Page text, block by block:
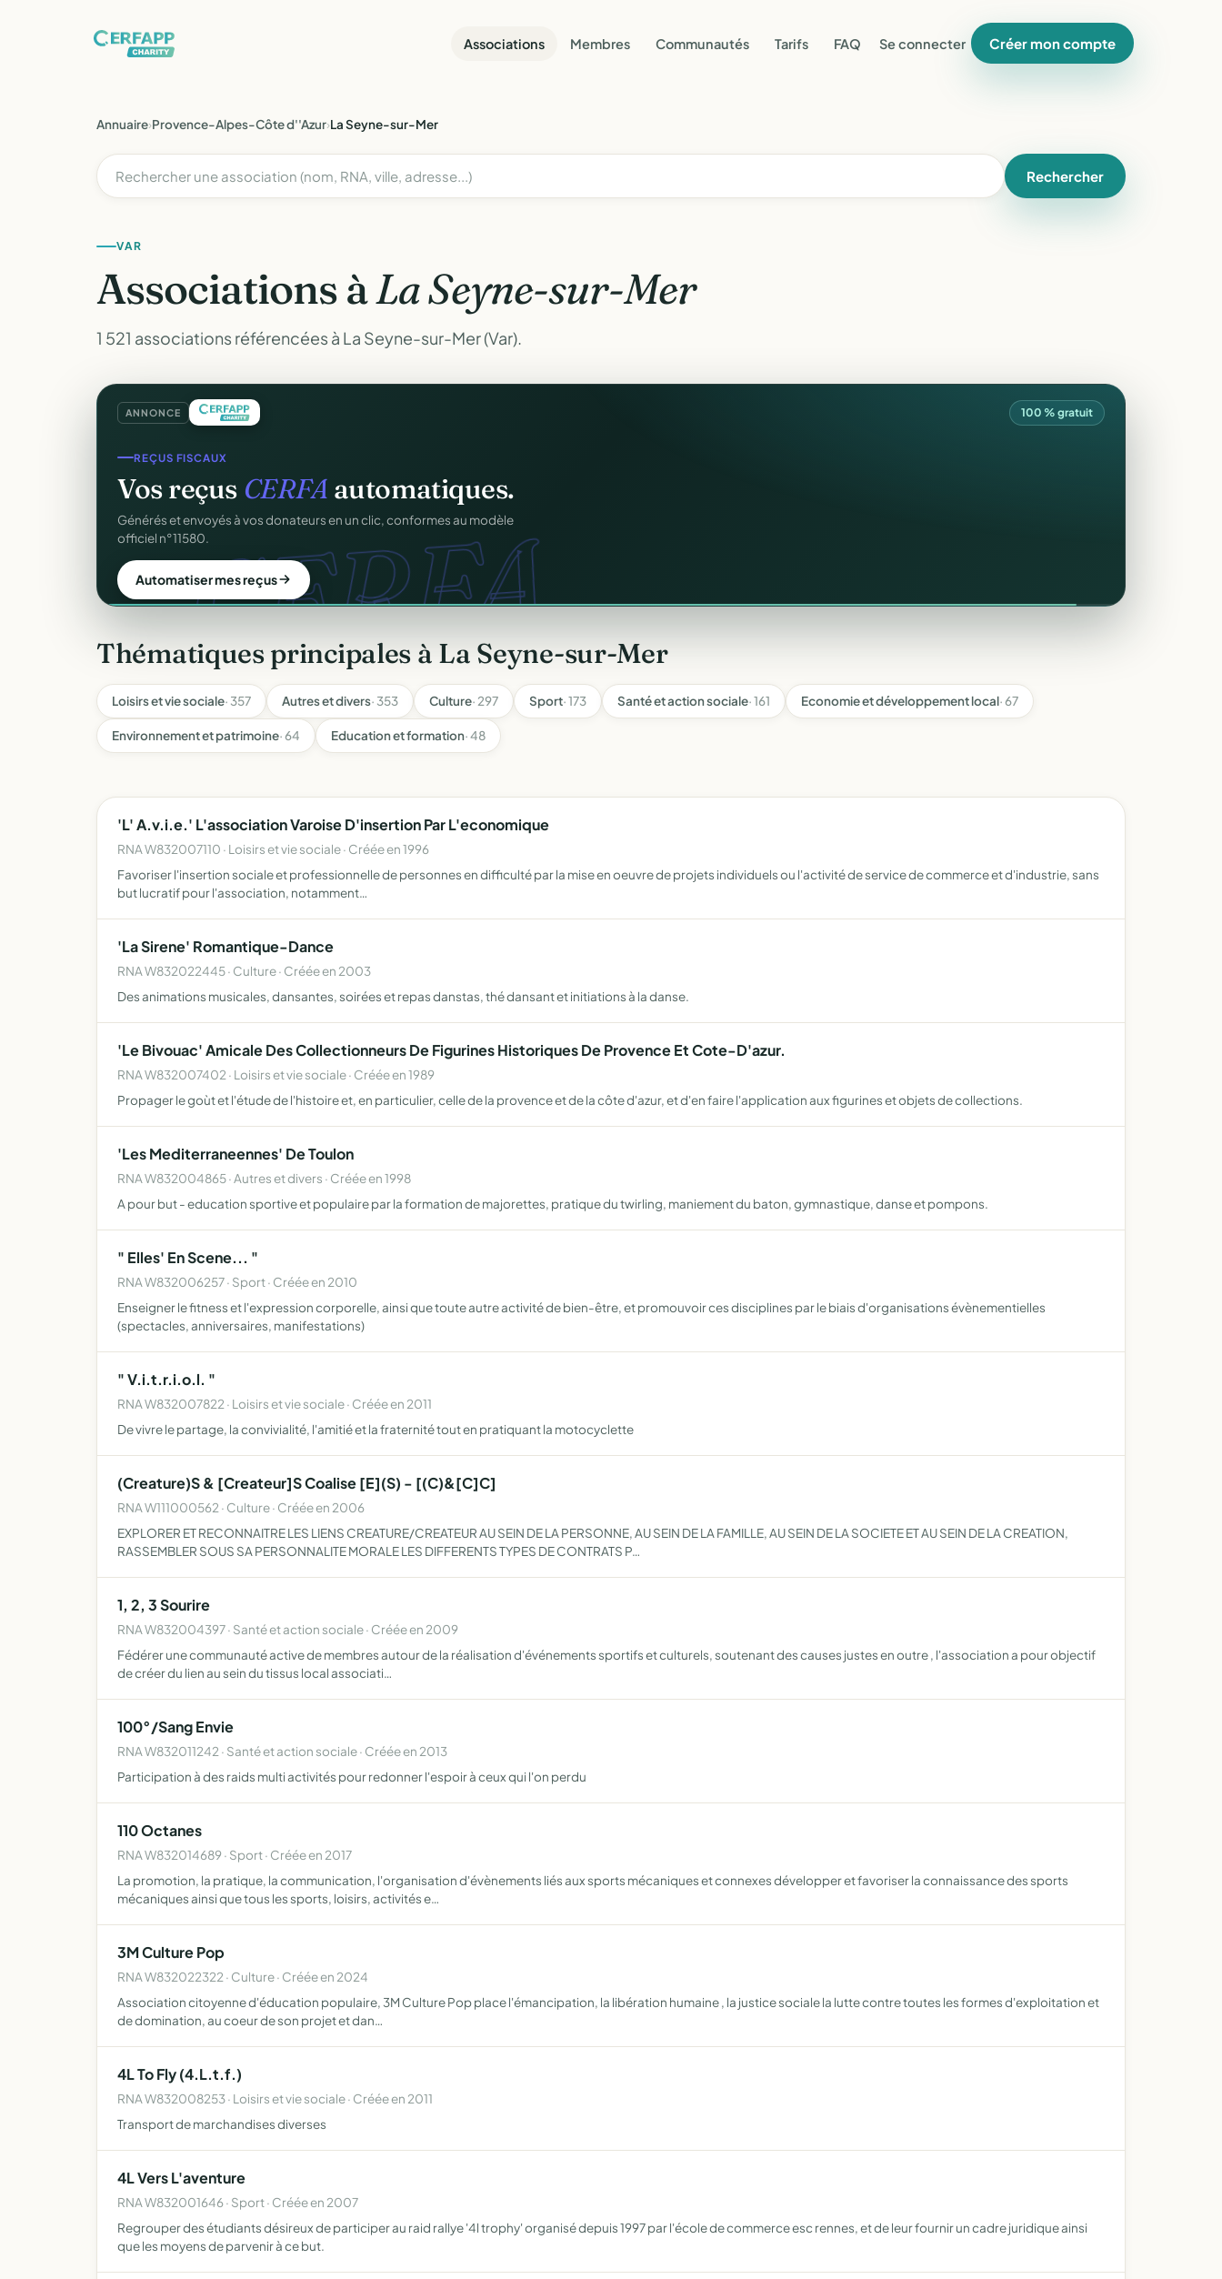
Associations Membres Communautés Tarifs FAQ Se connecter Créer mon compte
Annuaire›Provence-Alpes-Côte d''Azur›La Seyne-sur-Mer
Rechercher
VAR
Associations àLa Seyne-sur-Mer
1 521 associations référencées à La Seyne-sur-Mer (Var).
ANNONCE 100 % gratuit
CRM.
CRM ASSOCIATIF
UnCRM completpour vos membres.
Fiches donateurs, historique des dons, relances, adhésions — fini les
fichiers Excel.
Découvrir le CRM gratuit
Thématiques principales à La Seyne-sur-Mer
Loisirs et vie sociale· 357 Autres et divers· 353 Culture· 297 Sport· 173 Santé et action sociale· 161 Economie et développement local· 67
Environnement et patrimoine· 64 Education et formation· 48
'L' A.v.i.e.' L'association Varoise D'insertion Par L'economique
RNA W832007110 · Loisirs et vie sociale · Créée en 1996
Favoriser l'insertion sociale et professionnelle de personnes en difficulté par la mise en oeuvre de projets individuels ou l'activité de service de commerce et d'industrie, sans
but lucratif pour l'association, notamment…
'La Sirene' Romantique-Dance
RNA W832022445 · Culture · Créée en 2003
Des animations musicales, dansantes, soirées et repas danstas, thé dansant et initiations à la danse.
'Le Bivouac' Amicale Des Collectionneurs De Figurines Historiques De Provence Et Cote-D'azur.
RNA W832007402 · Loisirs et vie sociale · Créée en 1989
Propager le goùt et l'étude de l'histoire et, en particulier, celle de la provence et de la côte d'azur, et d'en faire l'application aux figurines et objets de collections.
'Les Mediterraneennes' De Toulon
RNA W832004865 · Autres et divers · Créée en 1998
A pour but - education sportive et populaire par la formation de majorettes, pratique du twirling, maniement du baton, gymnastique, danse et pompons.
" Elles' En Scene... "
RNA W832006257 · Sport · Créée en 2010
Enseigner le fitness et l'expression corporelle, ainsi que toute autre activité de bien-être, et promouvoir ces disciplines par le biais d'organisations évènementielles
(spectacles, anniversaires, manifestations)
" V.i.t.r.i.o.l. "
RNA W832007822 · Loisirs et vie sociale · Créée en 2011
De vivre le partage, la convivialité, l'amitié et la fraternité tout en pratiquant la motocyclette
(Creature)S & [Createur]S Coalise [E](S) - [(C)&[C]C]
RNA W111000562 · Culture · Créée en 2006
EXPLORER ET RECONNAITRE LES LIENS CREATURE/CREATEUR AU SEIN DE LA PERSONNE, AU SEIN DE LA FAMILLE, AU SEIN DE LA SOCIETE ET AU SEIN DE LA CREATION,
RASSEMBLER SOUS SA PERSONNALITE MORALE LES DIFFERENTS TYPES DE CONTRATS P…
1, 2, 3 Sourire
RNA W832004397 · Santé et action sociale · Créée en 2009
Fédérer une communauté active de membres autour de la réalisation d'événements sportifs et culturels, soutenant des causes justes en outre , l'association a pour objectif
de créer du lien au sein du tissus local associati…
100°/Sang Envie
RNA W832011242 · Santé et action sociale · Créée en 2013
Participation à des raids multi activités pour redonner l'espoir à ceux qui l'on perdu
110 Octanes
RNA W832014689 · Sport · Créée en 2017
La promotion, la pratique, la communication, l'organisation d'évènements liés aux sports mécaniques et connexes développer et favoriser la connaissance des sports
mécaniques ainsi que tous les sports, loisirs, activités e…
3M Culture Pop
RNA W832022322 · Culture · Créée en 2024
Association citoyenne d'éducation populaire, 3M Culture Pop place l'émancipation, la libération humaine , la justice sociale la lutte contre toutes les formes d'exploitation et
de domination, au coeur de son projet et dan…
4L To Fly (4.L.t.f.)
RNA W832008253 · Loisirs et vie sociale · Créée en 2011
Transport de marchandises diverses
4L Vers L'aventure
RNA W832001646 · Sport · Créée en 2007
Regrouper des étudiants désireux de participer au raid rallye '4l trophy' organisé depuis 1997 par l'école de commerce esc rennes, et de leur fournir un cadre juridique ainsi
que les moyens de parvenir à ce but.